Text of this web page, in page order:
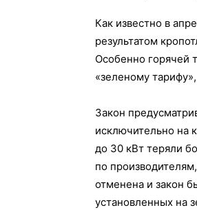
Как известно в
результатом
Особенно горячей
«зеленому
Закон
исключительно на
до 30 кВт теряли
по
отменена и закон
установленных на